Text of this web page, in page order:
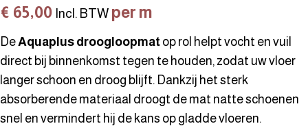
€ 65,00 Incl. BTW per m
De Aquaplus droogloopmat op rol helpt vocht en vuil
direct bij binnenkomst tegen te houden, zodat uw vloer
langer schoon en droog blijft. Dankzij het sterk
absorberende materiaal droogt de mat natte schoenen
snel en vermindert hij de kans op gladde vloeren.